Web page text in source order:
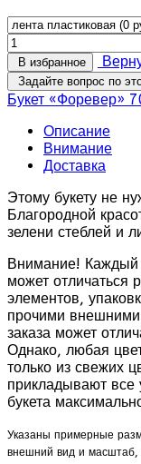
В избранное
Задайте вопрос по
Букет «Форевер»
Описание
Внимание
Доставка
Этому букету не
Благородной
зелени стеблей и
Внимание! Каждый
может отличаться
элементов,
прочими
заказа может
Однако, любая
только из свежих
прикладывают все
букета
Указаны примерные
внешний вид и масштаб,